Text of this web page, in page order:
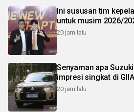
Ini sususan tim
untuk musim 2026/
20 jam lalu
Senyaman apa
impresi singkat di
20 jam lalu